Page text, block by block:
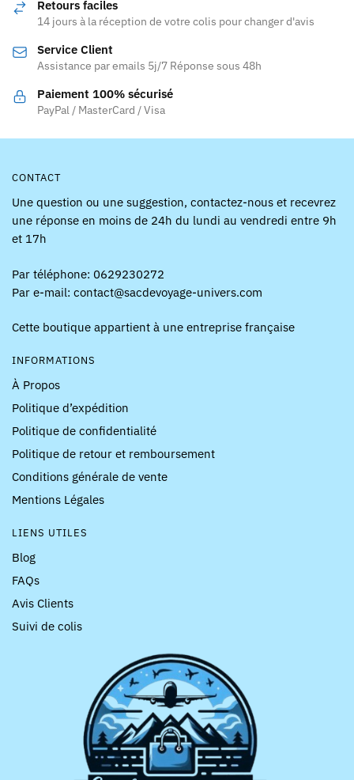
peuvent
choisies
sur
la
page
être
sur
Retours faciles
14 jours à la réception de votre colis pour changer d'avis
Service Client
Assistance par emails 5j/7 Réponse sous 48h
Paiement 100% sécurisé
PayPal / MasterCard / Visa
CONTACT
Une question ou une suggestion, contactez-nous et recevrez
une réponse en moins de 24h du lundi au vendredi entre 9h
et 17h
Par téléphone: 0629230272
Par e-mail: contact@sacdevoyage-univers.com
Cette boutique appartient à une entreprise française
INFORMATIONS
À Propos
Politique d’expédition
Politique de confidentialité
Politique de retour et remboursement
Conditions générale de vente
Mentions Légales
LIENS UTILES
Blog
FAQs
Avis Clients
Suivi de colis